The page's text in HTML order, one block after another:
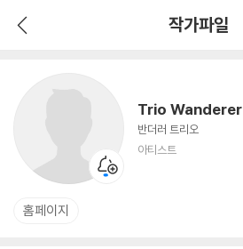
작가파일
Trio Wanderer
반더러 트리오
아티스트
홈페이지